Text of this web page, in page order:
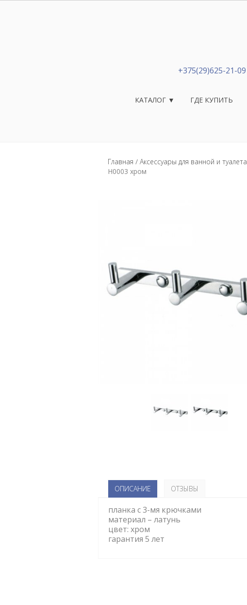
+375(29)625-21-09
КАТАЛОГ ▼ ГДЕ КУПИТЬ
Главная / Аксессуары для ванной и туалета
H0003 хром
ОПИСАНИЕ
планка с 3-мя крючками
материал – латунь
цвет: хром
гарантия 5 лет
ОТЗЫВЫ